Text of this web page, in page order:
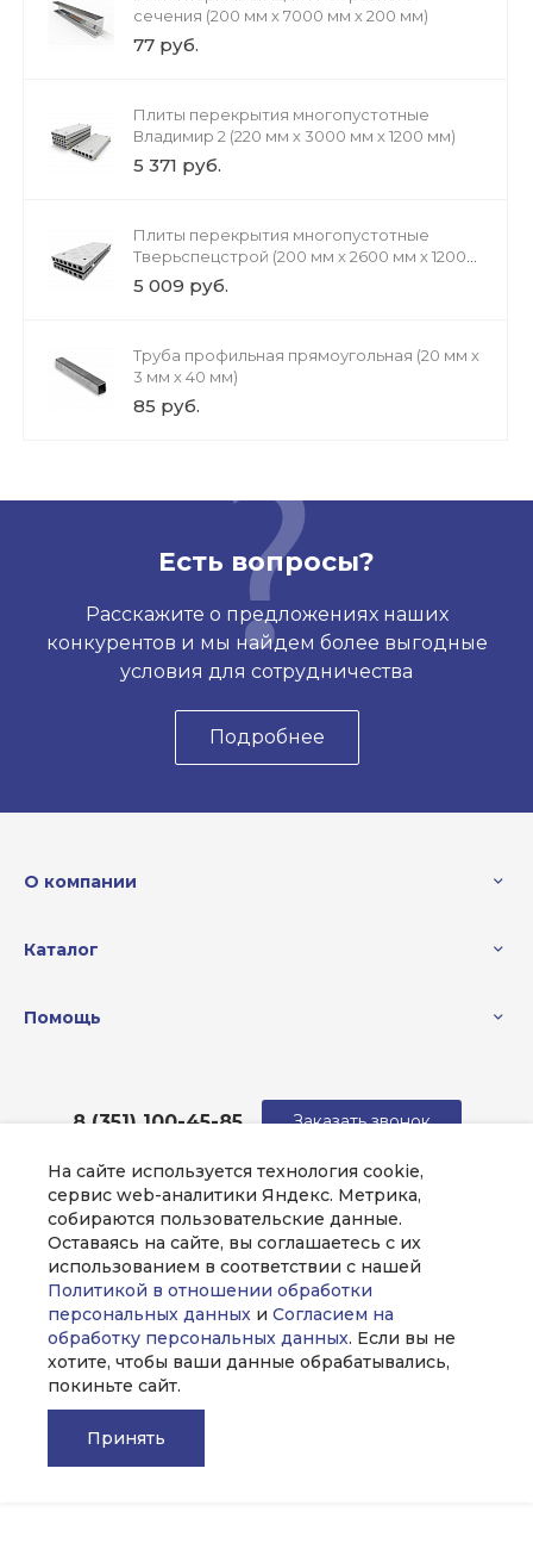
На сайте используется технология cookie,
сервис web-аналитики Яндекс. Метрика,
собираются пользовательские данные.
Оставаясь на сайте, вы соглашаетесь с их
использованием в соответствии с нашей
Политикой в отношении обработки
персональных данных и Согласием на
обработку персональных данных. Если вы не
хотите, чтобы ваши данные обрабатывались,
покиньте сайт.
Принять
сечения (200 мм х 7000 мм х 200 мм)
77 руб.
Плиты перекрытия многопустотные
Владимир 2 (220 мм х 3000 мм х 1200 мм)
5 371 руб.
Плиты перекрытия многопустотные
Тверьспецстрой (200 мм х 2600 мм х 1200
мм)
5 009 руб.
Труба профильная прямоугольная (20 мм х
3 мм х 40 мм)
85 руб.
Есть вопросы?
Расскажите о предложениях наших
конкурентов и мы найдем более выгодные
условия для сотрудничества
Подробнее
О компании
Каталог
Помощь
sale@intecweb.ru
8 (351) 100-45-85
г. Челябинск, ул.Свободы, д.93, оф. 6
Заказать звонок